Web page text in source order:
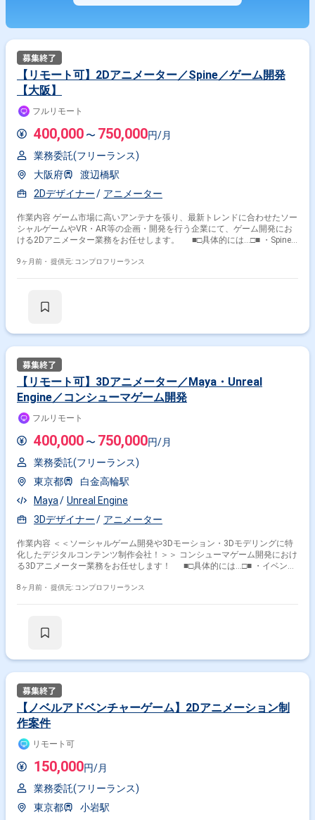
【リモート可】2Dアニメーター／Spine／ゲーム開発
【大阪】
フルリモート
400,000 〜 750,000円/月
業務委託(フリーランス)
大阪府
渡辺橋駅
2Dデザイナー
アニメーター
作業内容 ゲーム市場に高いアンテナを張り、最新トレンドに合わせたソー
シャルゲームやVR・AR等の企画・開発を行う企業にて、ゲーム開発にお
ける2Dアニメーター業務をお任せします。 ■□具体的には…□■ ・Spine
・アニメーション制作のためのイラスト切り分け（Photoshop使用） ・デ
9ヶ月前・ 提供元: コンプロフリーランス
【リモート可】3Dアニメーター／Maya・Unreal
Engine／コンシューマゲーム開発
フルリモート
400,000 〜 750,000円/月
業務委託(フリーランス)
東京都
白金高輪駅
Maya
Unreal Engine
3Dデザイナー
アニメーター
作業内容 ＜＜ソーシャルゲーム開発や3Dモーション・3Dモデリングに特
化したデジタルコンテンツ制作会社！＞＞ コンシューマゲーム開発におけ
る3Dアニメーター業務をお任せします！ ■□具体的には…□■ ・イベント
ーション付け ・その他関連業務 ・使用ツール ∟Maya／Unreal Engine
8ヶ月前・ 提供元: コンプロフリーランス
【ノベルアドベンチャーゲーム】2Dアニメーション制
作案件
リモート可
150,000円/月
業務委託(フリーランス)
東京都
小岩駅